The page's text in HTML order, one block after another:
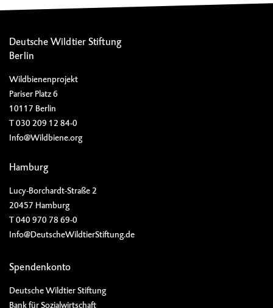
Deutsche Wildtier Stiftung
Berlin
Wildbienenprojekt
Pariser Platz 6
10117 Berlin
T 030 209 12 84-0
Info@Wildbiene.org
Hamburg
Lucy-Borchardt-Straße 2
20457 Hamburg
T 040 970 78 69-0
Info@DeutscheWildtierStiftung.de
Spendenkonto
Deutsche Wildtier Stiftung
Bank für Sozialwirtschaft